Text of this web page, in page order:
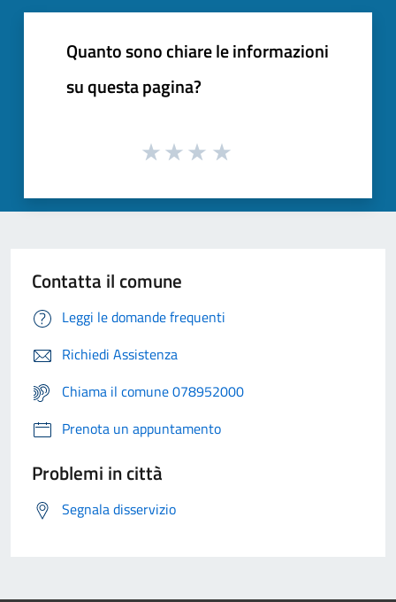
Quanto sono chiare le informazioni
su questa pagina?
Contatta il comune
Leggi le domande frequenti
Richiedi Assistenza
Chiama il comune 078952000
Prenota un appuntamento
Problemi in città
Segnala disservizio